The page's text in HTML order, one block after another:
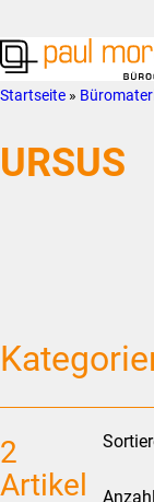
Hauptnavigation
springen
to
main
Paul
AG
Bürocenter
so
wie
Sie
Startseite »
URSUS
2
Artikel